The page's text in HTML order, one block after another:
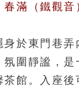
春滿（鐵觀音
身於東門巷弄
氛圍靜謐，是
茶館。入座後